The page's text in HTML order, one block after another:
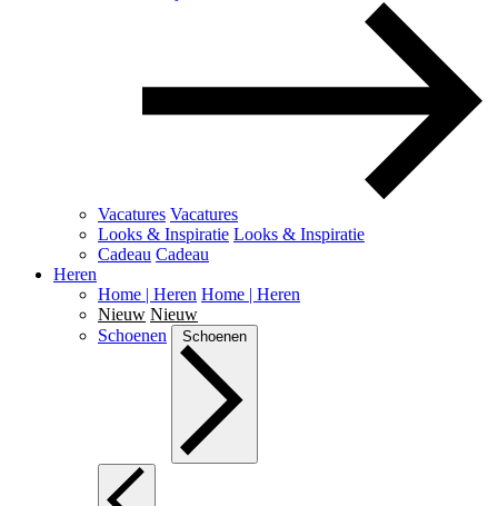
Vacatures Vacatures
Looks & Inspiratie Looks & Inspiratie
Cadeau Cadeau
Heren
Home | Heren Home | Heren
Nieuw Nieuw
Schoenen
Schoenen